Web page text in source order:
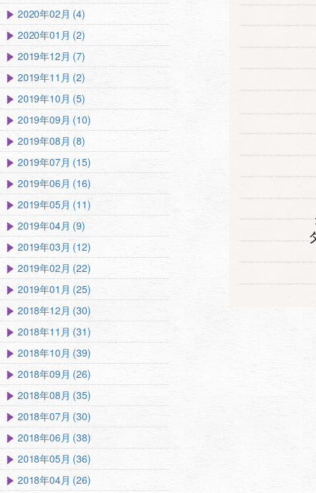
2020年02月 (4)
2020年01月 (2)
2019年12月 (7)
2019年11月 (2)
2019年10月 (5)
2019年09月 (10)
2019年08月 (8)
2019年07月 (15)
2019年06月 (16)
2019年05月 (11)
2019年04月 (9)
2019年03月 (12)
2019年02月 (22)
2019年01月 (25)
2018年12月 (30)
2018年11月 (31)
2018年10月 (39)
2018年09月 (26)
2018年08月 (35)
2018年07月 (30)
2018年06月 (38)
2018年05月 (36)
2018年04月 (26)